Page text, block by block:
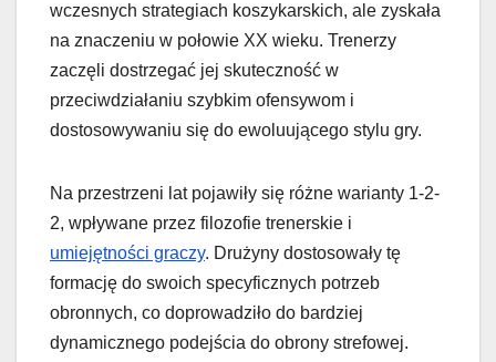
wczesnych strategiach koszykarskich, ale zyskała
na znaczeniu w połowie XX wieku. Trenerzy
zaczęli dostrzegać jej skuteczność w
przeciwdziałaniu szybkim ofensywom i
dostosowywaniu się do ewoluującego stylu gry.
Na przestrzeni lat pojawiły się różne warianty 1-2-
2, wpływane przez filozofie trenerskie i
umiejętności graczy. Drużyny dostosowały tę
formację do swoich specyficznych potrzeb
obronnych, co doprowadziło do bardziej
dynamicznego podejścia do obrony strefowej.